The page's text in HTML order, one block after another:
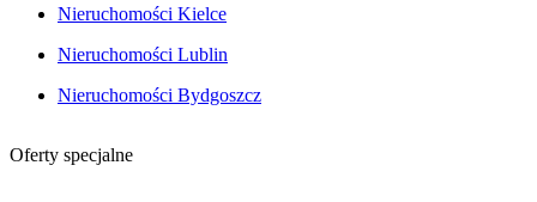
Nieruchomości Kielce
Nieruchomości Lublin
Nieruchomości Bydgoszcz
Oferty specjalne